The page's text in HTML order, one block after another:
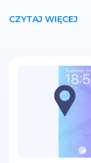
CZYTAJ WIĘCEJ